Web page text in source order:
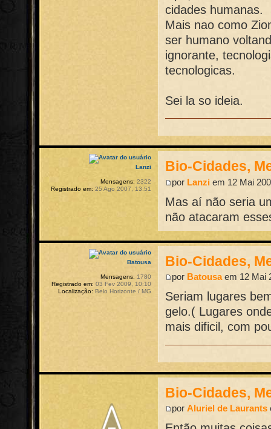
cidades humanas.
Mais nao como
ser humano
ignorante,
tecnologicas.
Sei la so ideia.
Bio-Cidades,
por Lanzi em 12 Mai
Mas aí não seria
não atacaram
Lanzi
Mensagens: 2322
Registrado em: 25 Ago 2007, 13:51
Bio-Cidades,
por Batousaem 12 Mai
Seriam lugares
gelo.( Lugares
mais dificil, com
Batousa
Mensagens: 1780
Registrado em: 03 Fev 2009, 10:10
Localização: Belo Horizonte / MG
Bio-Cidades,
porAluriel de Laurants